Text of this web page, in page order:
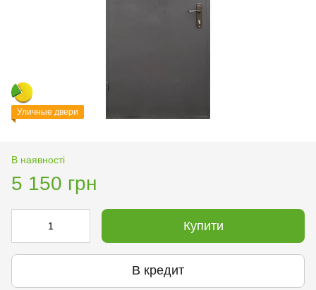
Уличные двери
В наявності
5 150 грн
Купити
В кредит